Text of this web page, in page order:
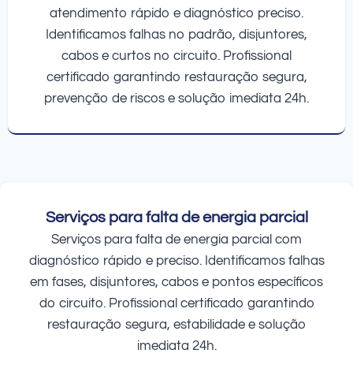
atendimento rápido e diagnóstico preciso.
Identificamos falhas no padrão, disjuntores,
cabos e curtos no circuito. Profissional
certificado garantindo restauração segura,
prevenção de riscos e solução imediata 24h.
Serviços para falta de energia parcial
Serviços para falta de energia parcial com
diagnóstico rápido e preciso. Identificamos falhas
em fases, disjuntores, cabos e pontos específicos
do circuito. Profissional certificado garantindo
restauração segura, estabilidade e solução
imediata 24h.